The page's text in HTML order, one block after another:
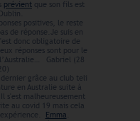
prévient que son fils est
positives, le reste
de réponse.Je suis en
donc obligatoire de
réponses sont pour le
Gabriel (28
grâce au club teli
en Australie suite à
s'est malheureusement
au covid 19 mais cela
Emma